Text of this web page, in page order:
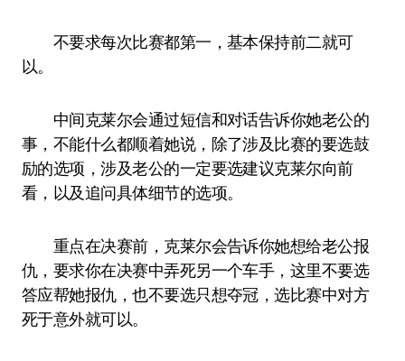
不要求每次比赛都第一，基本保持前二就可
以。
中间克莱尔会通过短信和对话告诉你她老公的
事，不能什么都顺着她说，除了涉及比赛的要选鼓
励的选项，涉及老公的一定要选建议克莱尔向前
看，以及追问具体细节的选项。
重点在决赛前，克莱尔会告诉你她想给老公报
仇，要求你在决赛中弄死另一个车手，这里不要选
答应帮她报仇，也不要选只想夺冠，选比赛中对方
死于意外就可以。